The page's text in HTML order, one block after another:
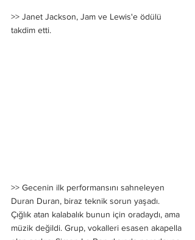
>> Janet Jackson, Jam ve Lewis'e ödülü
takdim etti.
>> Gecenin ilk performansını sahneleyen
Duran Duran, biraz teknik sorun yaşadı.
Çığlık atan kalabalık bunun için oradaydı, ama
müzik değildi. Grup, vokalleri esasen akapella